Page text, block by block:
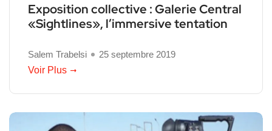
Exposition collective : Galerie Central
«Sightlines», l’immersive tentation
Salem Trabelsi
25 septembre 2019
Voir Plus